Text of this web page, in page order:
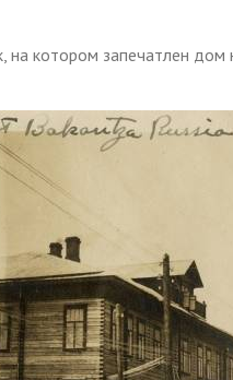
котором запечатлен дом